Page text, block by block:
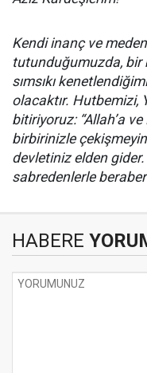
Kendi inanç ve
tutunduğumuzda, bir
sımsıkı
olacaktır. Hutbemizi,
bitiriyoruz: “Allah’a
birbirinizle
devletiniz elden gider.
sabredenlerle
HABERE